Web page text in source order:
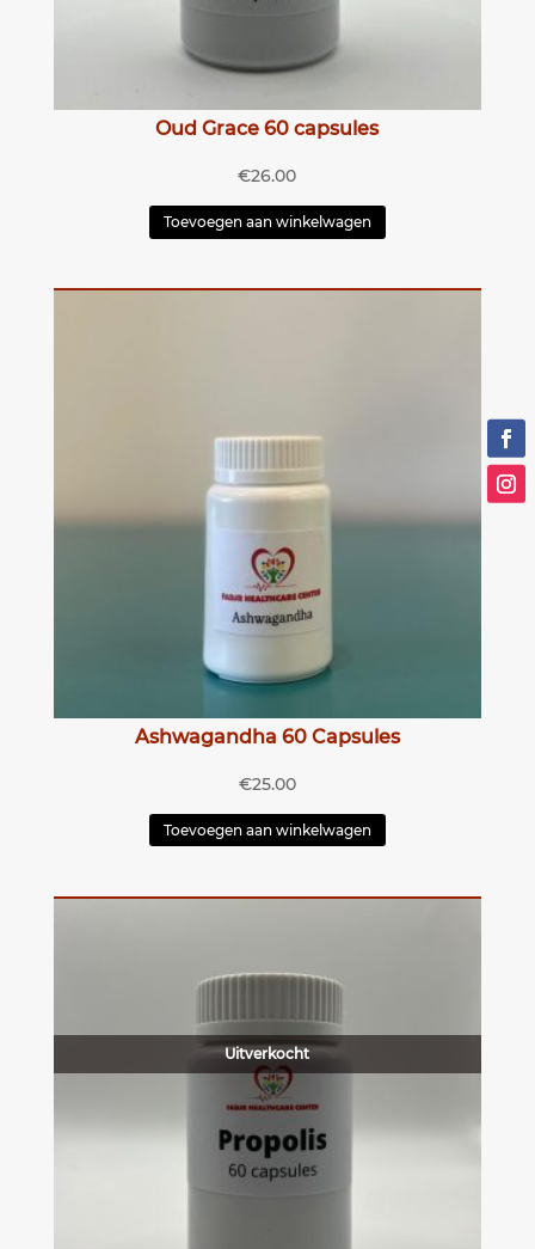
Oud Grace 60 capsules
€26.00
Toevoegen aan winkelwagen
Ashwagandha 60 Capsules
€25.00
Toevoegen aan winkelwagen
Uitverkocht